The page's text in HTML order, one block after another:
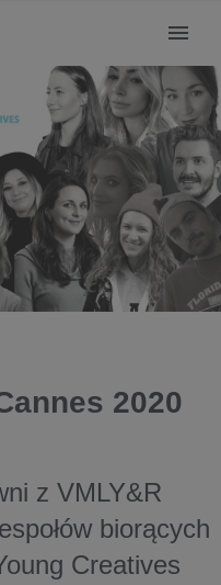
2020
z VMLY&R
biorących
Creatives